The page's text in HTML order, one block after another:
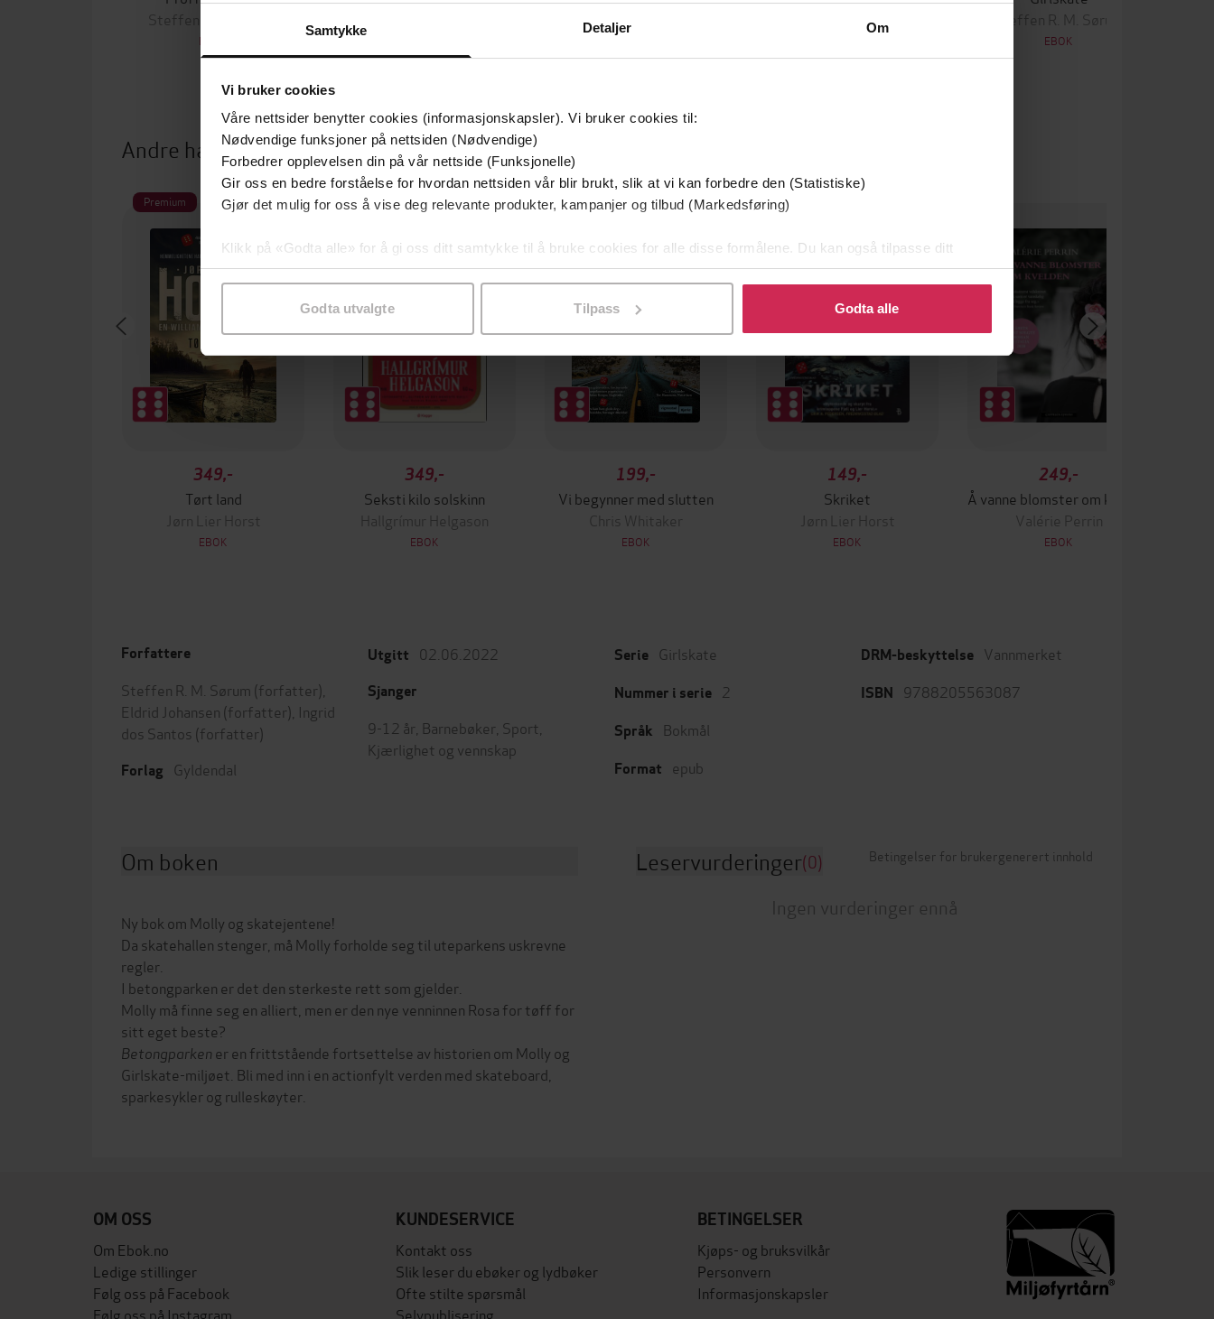
Samtykke Detaljer Om
Vi bruker cookies
Våre nettsider benytter cookies (informasjonskapsler). Vi bruker cookies til:
Nødvendige funksjoner på nettsiden (Nødvendige)
Forbedrer opplevelsen din på vår nettside (Funksjonelle)
Gir oss en bedre forståelse for hvordan nettsiden vår blir brukt, slik at vi kan forbedre den (Statistiske)
Gjør det mulig for oss å vise deg relevante produkter, kampanjer og tilbud (Markedsføring)
Klikk på «Godta alle» for å gi oss ditt samtykke til å bruke cookies for alle disse formålene. Du kan også tilpasse ditt
samtykke til spesifikke formål ved å klikke på «Tilpass». Du kan når som helst trekke tilbake eller endre ditt samtykke.
Godta utvalgte Tilpass Godta alle
Steffen R. M. Sørum
EBOK
Eldrid Johansen
Eldrid Johansen
Steffen R. M. Sørum
EBOK
Andre har også kjøpt
Premium
349,-
Tørt land
Jørn Lier Horst
EBOK
349,-
Seksti kilo solskinn
Hallgrímur Helgason
EBOK
Premium
199,-
Vi begynner med slutten
Chris Whitaker
EBOK
Premium
149,-
Skriket
Jørn Lier Horst
EBOK
249,-
Valérie Perrin
EBOK
Forfattere
Steffen R. M. Sørum (forfatter),
Eldrid Johansen (forfatter), Ingrid
dos Santos (forfatter)
Forlag Gyldendal
Utgitt 02.06.2022
Sjanger
9-12 år Barnebøker Sport
Kjærlighet og vennskap
Serie Girlskate
Nummer i serie 2
Språk Bokmål
Format epub
DRM-beskyttelse Vannmerket
ISBN 9788205563087
Om boken
Ny bok om Molly og skatejentene!
Da skatehallen stenger, må Molly forholde seg til uteparkens uskrevne
regler.
I betongparken er det den sterkeste rett som gjelder.
Molly må finne seg en alliert, men er den nye venninnen Rosa for tøff for
sitt eget beste?
Betongparken er en frittstående fortsettelse av historien om Molly og
Girlskate-miljøet. Bli med inn i en actionfylt verden med skateboard,
sparkesykler og rulleskøyter.
Leservurderinger(0) Betingelser for brukergenerert innhold
Ingen vurderinger ennå
OM OSS
Om Ebok.no
Ledige stillinger
Følg oss på Facebook
Følg oss på Instagram
KUNDESERVICE
Kontakt oss
Slik leser du ebøker og lydbøker
Ofte stilte spørsmål
Selvpublisering
BETINGELSER
Kjøps- og bruksvilkår
Personvern
Informasjonskapsler